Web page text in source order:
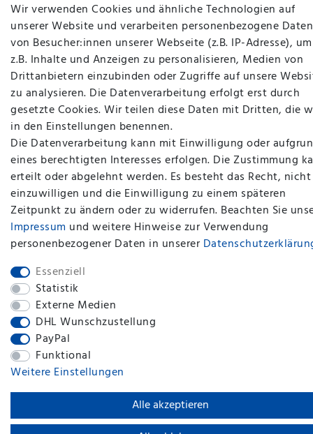
Wir verwenden Cookies und ähnliche Technologien auf
unserer Website und verarbeiten personenbezogene Daten
von Besucher:innen unserer Webseite (z.B. IP-Adresse), um
z.B. Inhalte und Anzeigen zu personalisieren, Medien von
Drittanbietern einzubinden oder Zugriffe auf unsere
zu analysieren. Die Datenverarbeitung erfolgt erst durch
gesetzte Cookies. Wir teilen diese Daten mit Dritten, die
in den Einstellungen benennen.
Die Datenverarbeitung kann mit Einwilligung oder
eines berechtigten Interesses erfolgen. Die Zustimmung
erteilt oder abgelehnt werden. Es besteht das Recht, nicht
einzuwilligen und die Einwilligung zu einem späteren
Zeitpunkt zu ändern oder zu widerrufen. Beachten Sie
Impressum und weitere Hinweise zur Verwendung
personenbezogener Daten in unserer
Essenziell
Statistik
Externe Medien
DHL Wunschzustellung
PayPal
Funktional
Weitere Einstellungen
Alle akzeptieren
plentymarkets Template von Plenty Lions